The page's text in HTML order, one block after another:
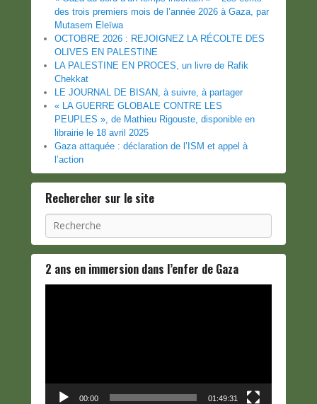
des trois premiers mois de l’année 2026 à Gaza, par
Mutasem Eleïwa
OCTOBRE 2026 : REJOIGNEZ LA RÉCOLTE DES
OLIVES EN PALESTINE
LA PALESTINE EN PROCES, un livre de Rafik
Chekkat
LE JOURNAL DE BISAN, à suivre, à partager
« LA GUERRE GLOBALE CONTRE LES
PEUPLES », de Mathieu Rigouste, disponible en
librairie le 18 avril 2025
Gaza attaquée : déclaration de l’ISM et appel à
l’action
Rechercher sur le site
Recherche
2 ans en immersion dans l’enfer de Gaza
00:00 01:49:31